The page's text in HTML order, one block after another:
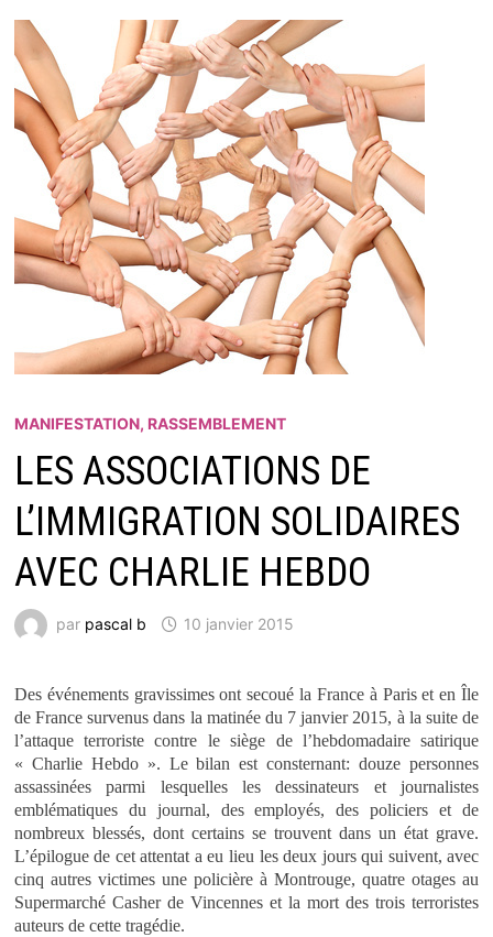
MANIFESTATION, RASSEMBLEMENT
LES ASSOCIATIONS DE
L’IMMIGRATION SOLIDAIRES
AVEC CHARLIE HEBDO
par pascal b 10 janvier 2015
Des événements gravissimes ont secoué la France à Paris et en Île
de France survenus dans la matinée du 7 janvier 2015, à la suite de
l’attaque terroriste contre le siège de l’hebdomadaire satirique
« Charlie Hebdo ». Le bilan est consternant: douze personnes
assassinées parmi lesquelles les dessinateurs et journalistes
emblématiques du journal, des employés, des policiers et de
nombreux blessés, dont certains se trouvent dans un état grave.
L’épilogue de cet attentat a eu lieu les deux jours qui suivent, avec
cinq autres victimes une policière à Montrouge, quatre otages au
Supermarché Casher de Vincennes et la mort des trois terroristes
auteurs de cette tragédie.